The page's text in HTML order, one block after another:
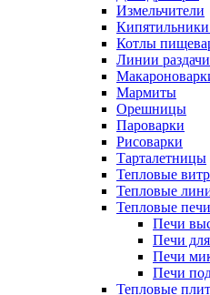
Измельчители
Котлы
Линии раздачи
Мармиты
Орешницы
Пароварки
Рисоварки
Тарталетницы
Тепловые
Тепловые
Тепловые печи
Печи
Печи
Печи
Печи
Тепловые